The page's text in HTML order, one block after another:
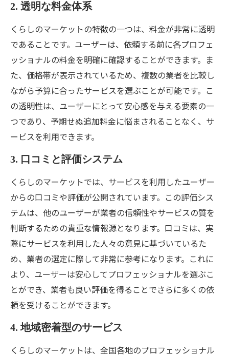
2. 透明な料金体系
くらしのマーケットの特徴の一つは、料金が非常に透明
であることです。ユーザーは、依頼する前に各プロフェ
ッショナルの料金を明確に確認することができます。ま
た、価格帯が表示されているため、複数の業者を比較し
ながら予算に合ったサービスを選ぶことが可能です。こ
の透明性は、ユーザーにとって安心感を与える要素の一
つであり、予期せぬ追加料金に悩まされることなく、サ
ービスを利用できます。
3. 口コミと評価システム
くらしのマーケットでは、サービスを利用したユーザー
からの口コミや評価が公開されています。この評価シス
テムは、他のユーザーが業者の信頼性やサービスの質を
判断するための貴重な情報源となります。口コミは、実
際にサービスを利用した人々の意見に基づいているた
め、業者の選定に際して非常に参考になります。これに
より、ユーザーは安心してプロフェッショナルを選ぶこ
とができ、業者も良い評価を得ることでさらに多くの依
頼を受けることができます。
4. 地域密着型のサービス
くらしのマーケットは、全国各地のプロフェッショナル